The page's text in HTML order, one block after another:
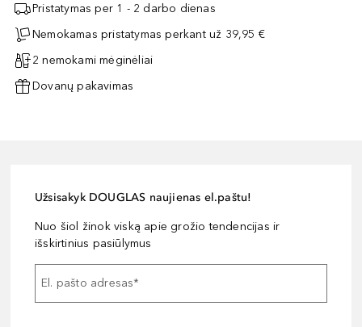
Pristatymas per 1 - 2 darbo dienas
Nemokamas pristatymas perkant už 39,95 €
2 nemokami mėginėliai
Dovanų pakavimas
Užsisakyk DOUGLAS naujienas el.paštu!
Nuo šiol žinok viską apie grožio tendencijas ir
išskirtinius pasiūlymus
El. pašto adresas*